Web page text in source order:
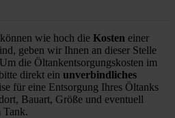
wie hoch die Kosten einer
geben wir Ihnen an dieser Stelle
die Öltankentsorgungskosten im
direkt ein unverbindliches
für eine Entsorgung Ihres Öltanks
Bauart, Größe und eventuell
Tank.